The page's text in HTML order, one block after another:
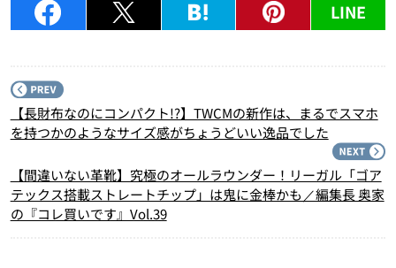
LINE
【長財布なのにコンパクト!?】TWCMの新作は、まるでスマホ
を持つかのようなサイズ感がちょうどいい逸品でした
【間違いない革靴】究極のオールラウンダー！リーガル「ゴア
テックス搭載ストレートチップ」は鬼に金棒かも／編集長 奥家
の『コレ買いです』Vol.39